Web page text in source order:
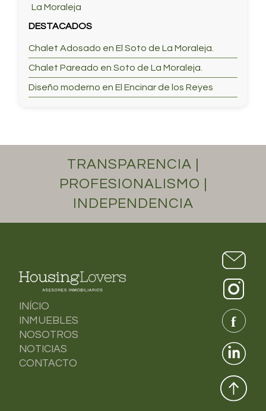
La Moraleja
DESTACADOS
Chalet Adosado en El Soto de La Moraleja.
Chalet Pareado en Soto de La Moraleja.
Diseño moderno en El Encinar de los Reyes
TRANSPARENCIA |
PROFESIONALISMO |
INDEPENDENCIA
INÍCIO
INMUEBLES
NOSOTROS
NOTICIAS
CONTACTO